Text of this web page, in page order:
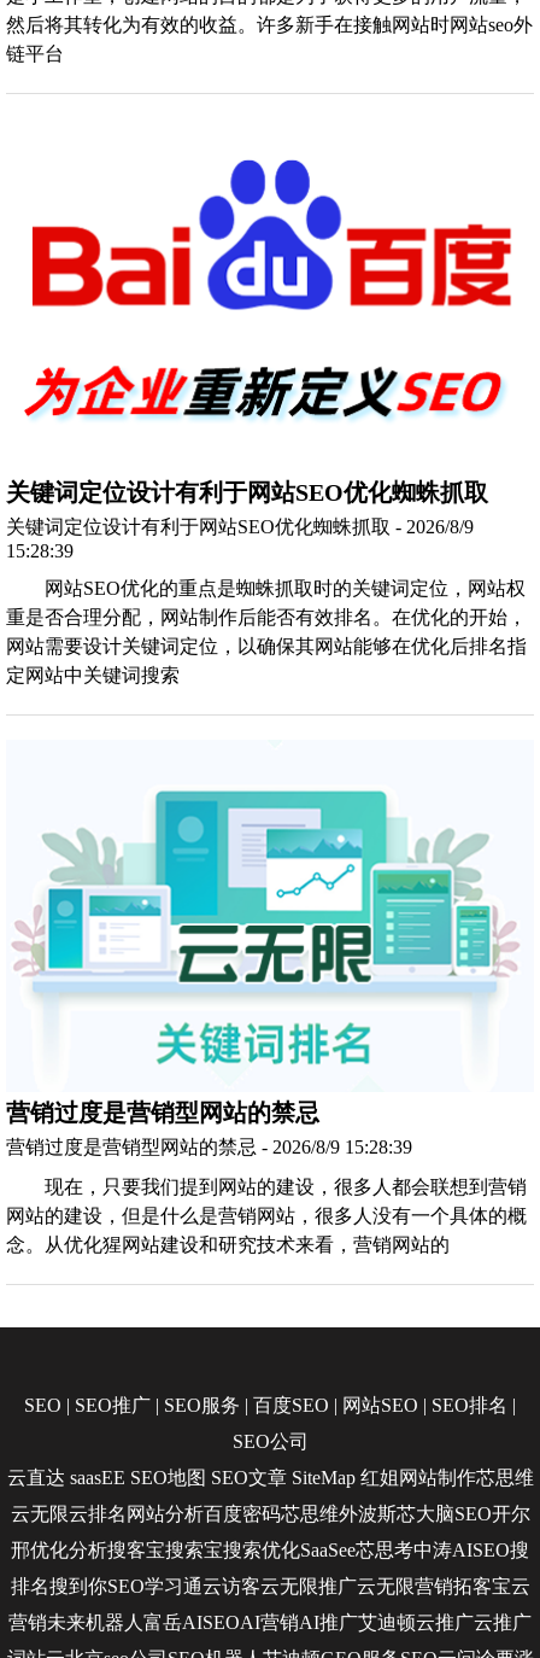
然后将其转化为有效的收益。许多新手在接触网站时网站seo外
链平台
关键词定位设计有利于网站SEO优化蜘蛛抓取
关键词定位设计有利于网站SEO优化蜘蛛抓取 - 2026/8/9
15:28:39
网站SEO优化的重点是蜘蛛抓取时的关键词定位，网站权
重是否合理分配，网站制作后能否有效排名。在优化的开始，
网站需要设计关键词定位，以确保其网站能够在优化后排名指
定网站中关键词搜索
营销过度是营销型网站的禁忌
营销过度是营销型网站的禁忌 - 2026/8/9 15:28:39
现在，只要我们提到网站的建设，很多人都会联想到营销
网站的建设，但是什么是营销网站，很多人没有一个具体的概
念。从优化猩网站建设和研究技术来看，营销网站的
SEO | SEO推广 | SEO服务 | 百度SEO | 网站SEO | SEO排名 |
SEO公司
云直达 saasEE SEO地图 SEO文章 SiteMap 红姐网站制作芯思维
云无限云排名 网站分析百度密码芯思维外波斯芯大脑SEO开尔
邢优化分析搜客宝搜索宝搜索优化SaaSee芯思考中涛AISEO搜
排名搜到你SEO学习通云访客云无限推广云无限营销拓客宝云
营销未来机器人富岳AISEOAI营销AI推广艾迪顿云推广云推广